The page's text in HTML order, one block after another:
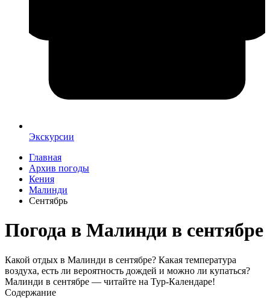
Экскурсии
Главная
Архив погоды
Кения
Малинди
Сентябрь
Погода в Малинди в сентябре
Какой отдых в Малинди в сентябре? Какая температура
воздуха, есть ли вероятность дождей и можно ли купаться?
Малинди в сентябре — читайте на Тур-Календаре!
Содержание